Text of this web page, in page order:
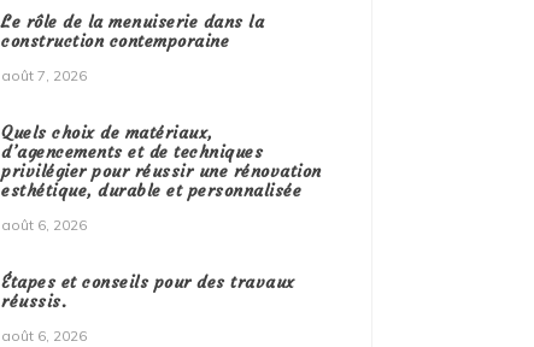
Le rôle de la menuiserie dans la
construction contemporaine
août 7, 2026
Quels choix de matériaux,
d’agencements et de techniques
privilégier pour réussir une rénovation
esthétique, durable et personnalisée
août 6, 2026
Étapes et conseils pour des travaux
réussis.
août 6, 2026